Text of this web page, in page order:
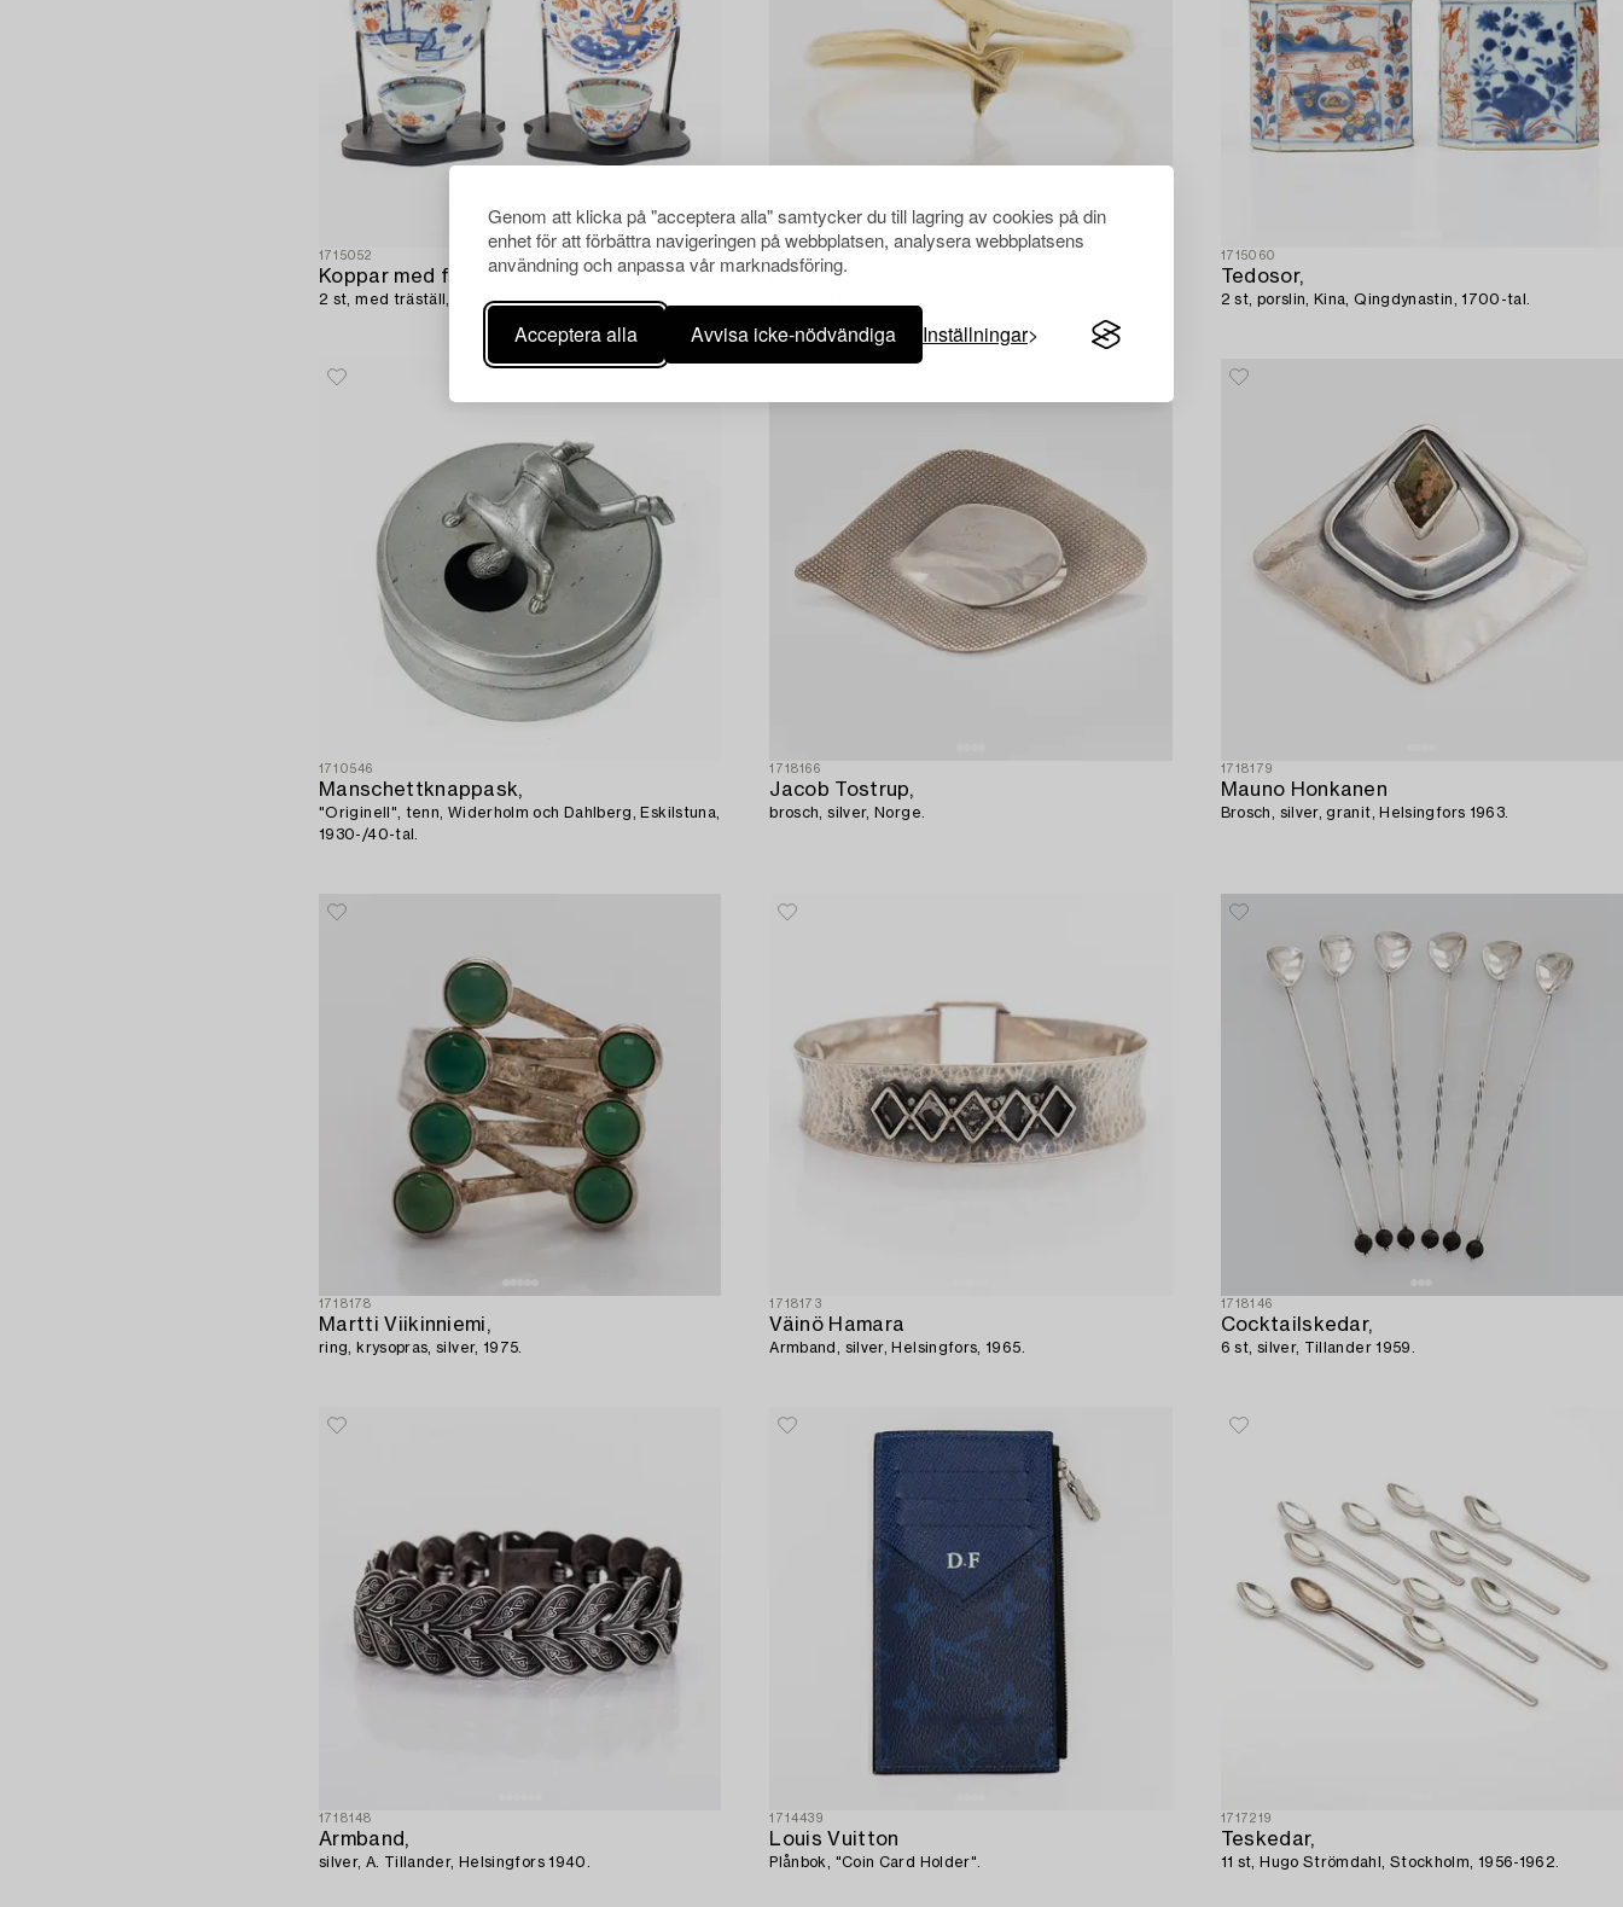
Genom att klicka på "acceptera alla" samtycker du till lagring av cookies på din
enhet för att förbättra navigeringen på webbplatsen, analysera webbplatsens
användning och anpassa vår marknadsföring.
Acceptera alla Avvisa icke-nödvändiga Inställningar
1715052
Koppar med fat,
2 st, med träställ, porslin, Kina, Qianlong (1736-95).
Ring,
1715060
Tedosor,
2 st, porslin, Kina, Qingdynastin, 1700-tal.
1710546
Manschettknappask,
"Originell", tenn, Widerholm och Dahlberg, Eskilstuna,
1930-/40-tal.
1718166
Jacob Tostrup,
brosch, silver, Norge.
1718179
Mauno Honkanen
Brosch, silver, granit, Helsingfors 1963.
1718178
Martti Viikinniemi,
ring, krysopras, silver, 1975.
1718173
Väinö Hamara
Armband, silver, Helsingfors, 1965.
1718146
Cocktailskedar,
6 st, silver, Tillander 1959.
1718148
Armband,
silver, A. Tillander, Helsingfors 1940.
1714439
Louis Vuitton
Plånbok, "Coin Card Holder".
1717219
Teskedar,
11 st, Hugo Strömdahl, Stockholm, 1956-1962.